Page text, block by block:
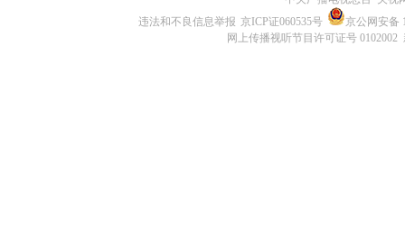
违法和不良信息举报 京ICP证060535号
京公网安备
网上传播视听节目许可证号 0102002